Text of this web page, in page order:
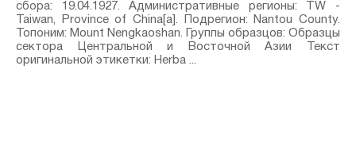
сбора: 19.04.1927. Административные регионы: TW -
Taiwan, Province of China[a]. Подрегион: Nantou County.
Топоним: Mount Nengkaoshan. Группы образцов: Образцы
сектора Центральной и Восточной Азии Текст
оригинальной этикетки: Herba ...